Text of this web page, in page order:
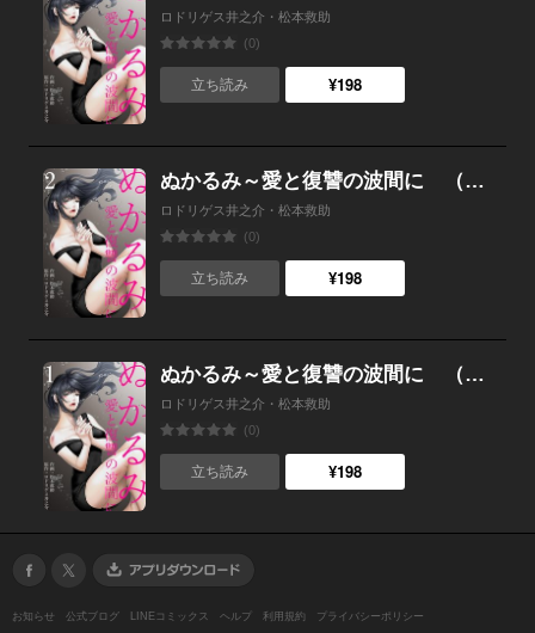
ロドリゲス井之介・松本救助
(0)
立ち読み ¥198
ぬかるみ～愛と復讐の波間に （2）
ロドリゲス井之介・松本救助
(0)
立ち読み ¥198
ぬかるみ～愛と復讐の波間に （1）
ロドリゲス井之介・松本救助
(0)
立ち読み ¥198
お知らせ 公式ブログ LINEコミックス ヘルプ 利用規約 プライバシーポリシー